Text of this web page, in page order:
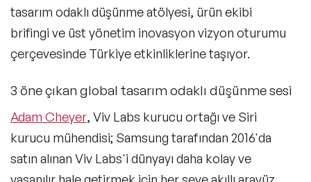
tasarım odaklı düşünme atölyesi, ürün ekibi
brifingi ve üst yönetim inovasyon vizyon oturumu
çerçevesinde Türkiye etkinliklerine taşıyor.
3 öne çıkan global tasarım odaklı düşünme sesi
Adam Cheyer, Viv Labs kurucu ortağı ve Siri
kurucu mühendisi; Samsung tarafından 2016'da
satın alınan Viv Labs'i dünyayı daha kolay ve
İlham Veren Kadın Konuşmacılar
Eğitim Konuşmacıları
Future of Work Konuşmacıları
Perakende Konuşmacıları